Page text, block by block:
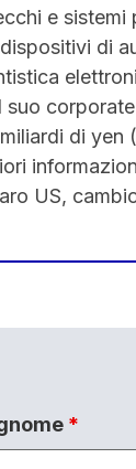
e sistemi
di
di
US,
*